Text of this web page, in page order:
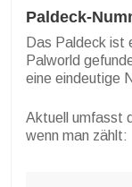
Paldeck-
Das Paldeck ist
Palworld
eine eindeutige
Aktuell umfasst
wenn man zählt: